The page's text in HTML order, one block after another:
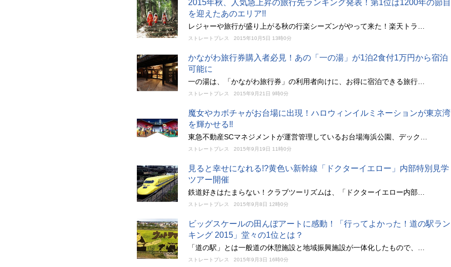
2015年秋、人気急上昇の旅行先ランキング発表！第1位は1200年の節目
を迎えたあのエリア!!
レジャーや旅行が盛り上がる秋の行楽シーズンがやって来た！楽天トラ…
ストレートプレス 2015年10月5日 13時0分
かながわ旅行券購入者必見！あの「一の湯」が1泊2食付1万円から宿泊
可能に
一の湯は、「かながわ旅行券」の利用者向けに、お得に宿泊できる旅行…
ストレートプレス 2015年9月21日 9時0分
魔女やカボチャがお台場に出現！ハロウィンイルミネーションが東京湾
を輝かせる‼
東急不動産SCマネジメントが運営管理しているお台場海浜公園、デック…
ストレートプレス 2015年9月19日 11時0分
見ると幸せになれる!?黄色い新幹線「ドクターイエロー」内部特別見学
ツアー開催
鉄道好きはたまらない！クラブツーリズムは、「ドクターイエロー内部…
ストレートプレス 2015年9月8日 12時0分
ビッグスケールの田んぼアートに感動！「行ってよかった！道の駅ラン
キング 2015」堂々の1位とは？
「道の駅」とは一般道の休憩施設と地域振興施設が一体化したもので、…
ストレートプレス 2015年9月3日 16時0分